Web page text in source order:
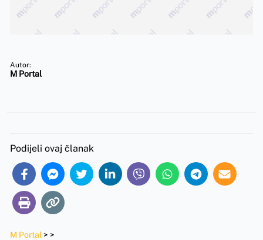
Autor:
M Portal
Podijeli ovaj članak
M Portal > >